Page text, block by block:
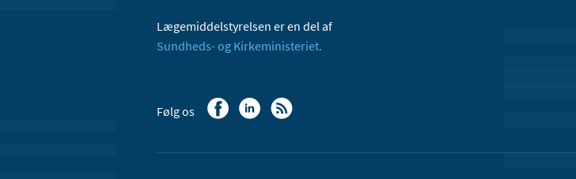
Lægemiddelstyrelsen er en del af
Sundheds- og Kirkeministeriet.
Følg os